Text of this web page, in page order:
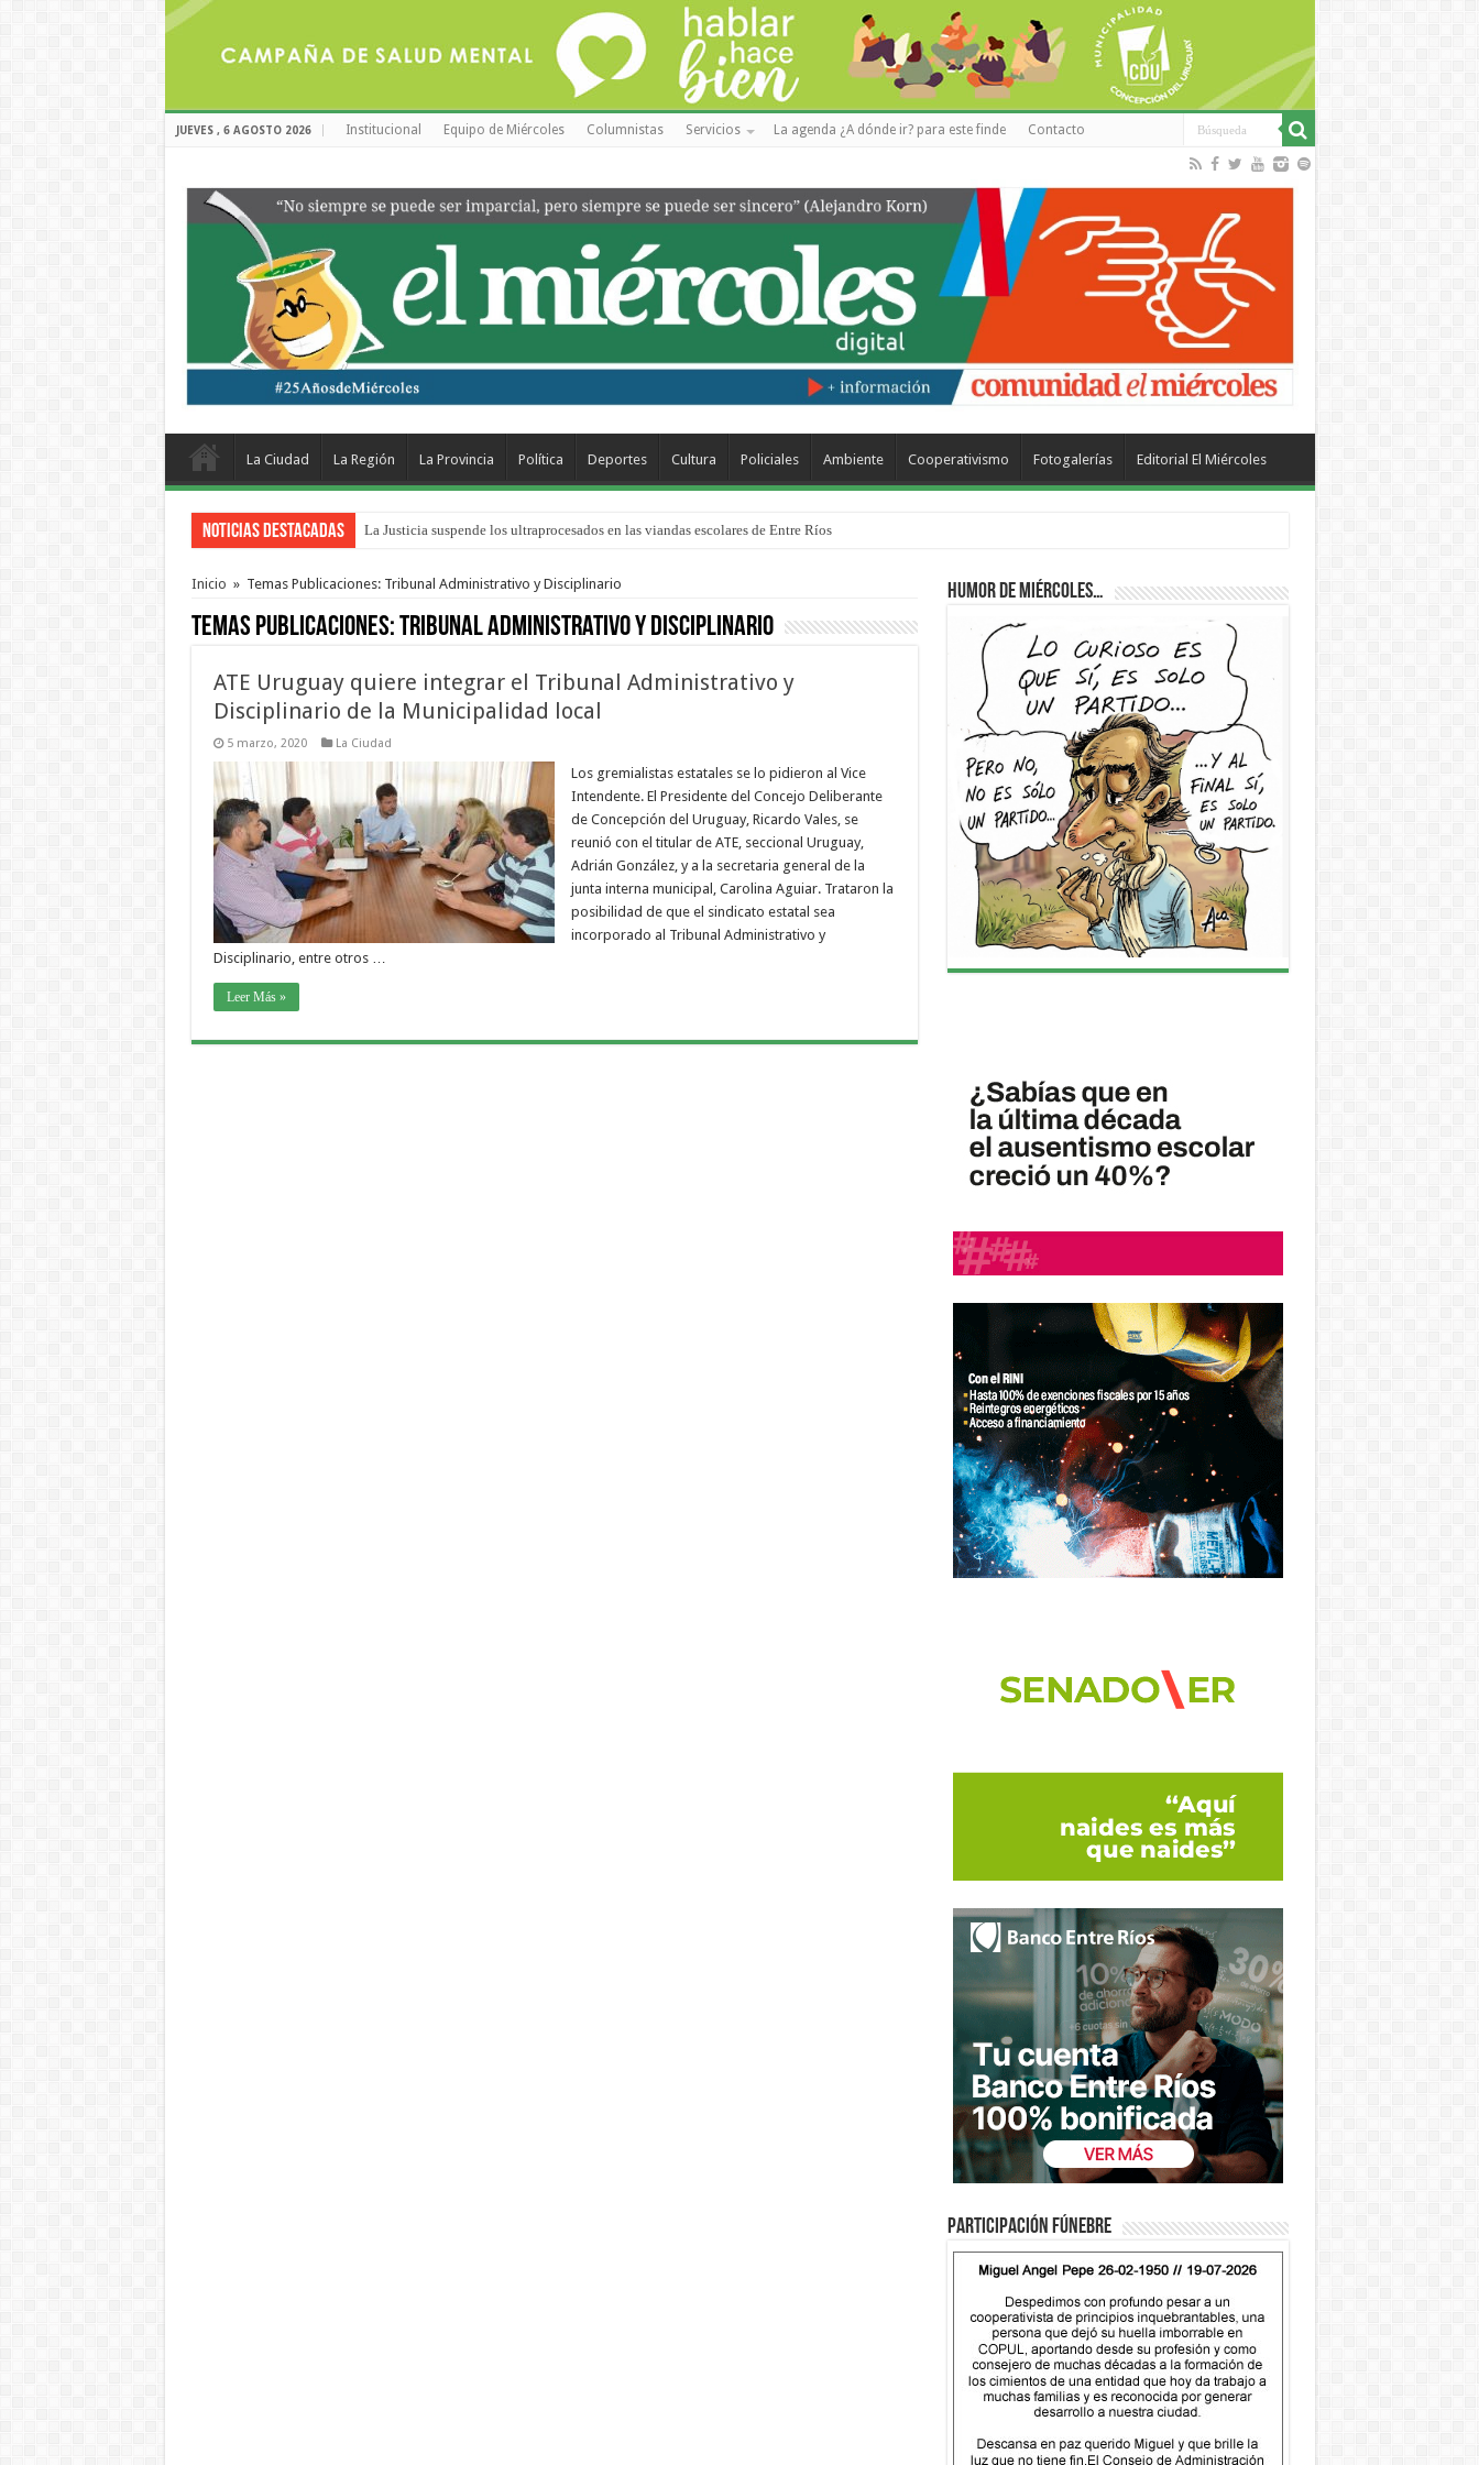
JUEVES , 6 AGOSTO 2026 Institucional Equipo de Miércoles Columnistas Servicios La agenda ¿A dónde ir? para este finde Contacto
La Ciudad La Región La Provincia Política Deportes Cultura Policiales Ambiente Cooperativismo Fotogalerías Editorial El Miércoles
Noticias Destacadas La Justicia suspende los ultraprocesados en las viandas escolares de Entre Ríos
Se presentará la obra “La Runfla de los Macanos”
Inicio » Temas Publicaciones: Tribunal Administrativo y Disciplinario
Temas Publicaciones:Tribunal Administrativo y Disciplinario
ATE Uruguay quiere integrar el Tribunal Administrativo y
Disciplinario de la Municipalidad local
5 marzo, 2020 La Ciudad
Los gremialistas estatales se lo pidieron al Vice
Intendente. El Presidente del Concejo Deliberante
de Concepción del Uruguay, Ricardo Vales, se
reunió con el titular de ATE, seccional Uruguay,
Adrián González, y a la secretaria general de la
junta interna municipal, Carolina Aguiar. Trataron la
posibilidad de que el sindicato estatal sea
incorporado al Tribunal Administrativo y
Disciplinario, entre otros …
Leer Más »
Humor de Miércoles…
Participación fúnebre